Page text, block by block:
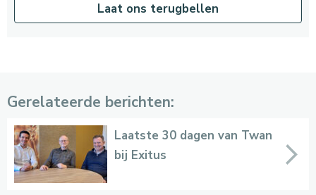
Laat ons terugbellen
Gerelateerde berichten:
Laatste 30 dagen van Twan
bij Exitus